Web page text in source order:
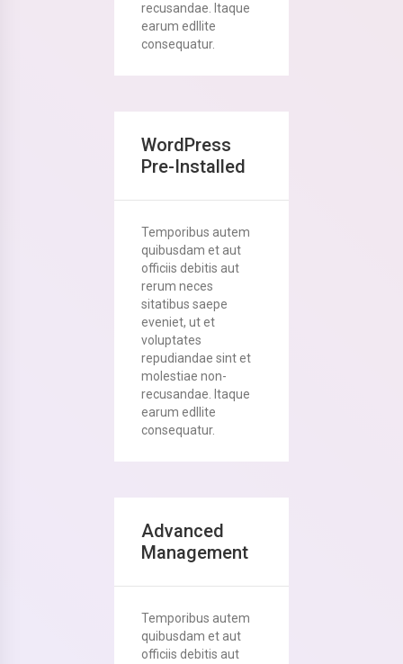
recusandae. Itaque
earum edllite
consequatur.
WordPress
Pre-Installed
Temporibus autem
quibusdam et aut
officiis debitis aut
rerum neces
sitatibus saepe
eveniet, ut et
voluptates
repudiandae sint et
molestiae non-
recusandae. Itaque
earum edllite
consequatur.
Advanced
Management
Temporibus autem
quibusdam et aut
officiis debitis aut